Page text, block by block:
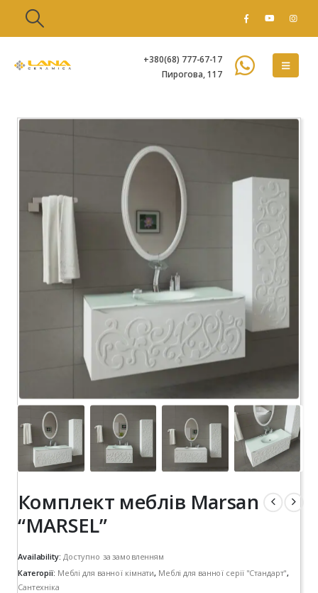
+380(68) 777-67-17
Пирогова, 117
Комплект меблів Marsan
“MARSEL”
Availability: Доступно за замовленням
Категорії: Меблі для ванної кімнати, Меблі для ванної серії "Стандарт",
Сантехніка